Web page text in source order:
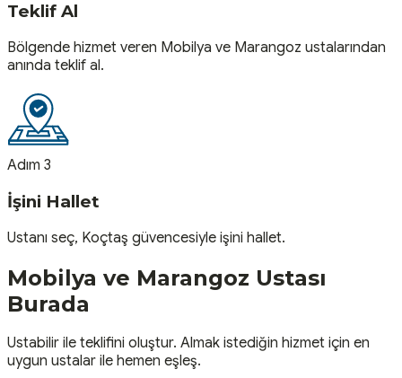
Teklif Al
Bölgende hizmet veren Mobilya ve Marangoz ustalarından
anında teklif al.
Adım 3
İşini Hallet
Ustanı seç, Koçtaş güvencesiyle işini hallet.
Mobilya ve Marangoz Ustası
Burada
Ustabilir ile teklifini oluştur. Almak istediğin hizmet için en
uygun ustalar ile hemen eşleş.